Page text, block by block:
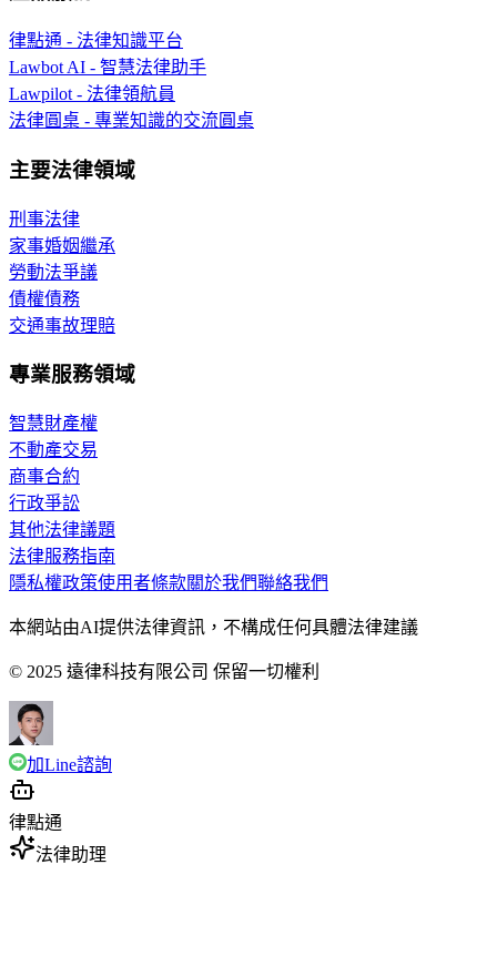
律點通 - 法律知識平台
Lawbot AI - 智慧法律助手
Lawpilot - 法律領航員
法律圓桌 - 專業知識的交流圓桌
主要法律領域
刑事法律
家事婚姻繼承
勞動法爭議
債權債務
交通事故理賠
專業服務領域
智慧財產權
不動產交易
商事合約
行政爭訟
其他法律議題
法律服務指南
隱私權政策使用者條款關於我們聯絡我們
本網站由AI提供法律資訊，不構成任何具體法律建議
© 2025 遠律科技有限公司 保留一切權利
加Line諮詢
律點通
法律助理